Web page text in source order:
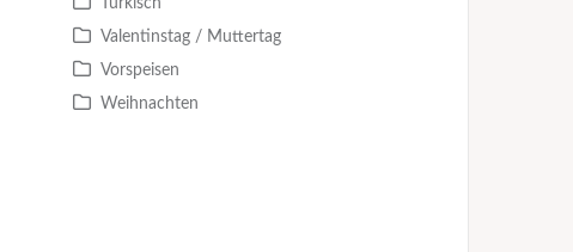
Türkisch
Valentinstag / Muttertag
Vorspeisen
Weihnachten